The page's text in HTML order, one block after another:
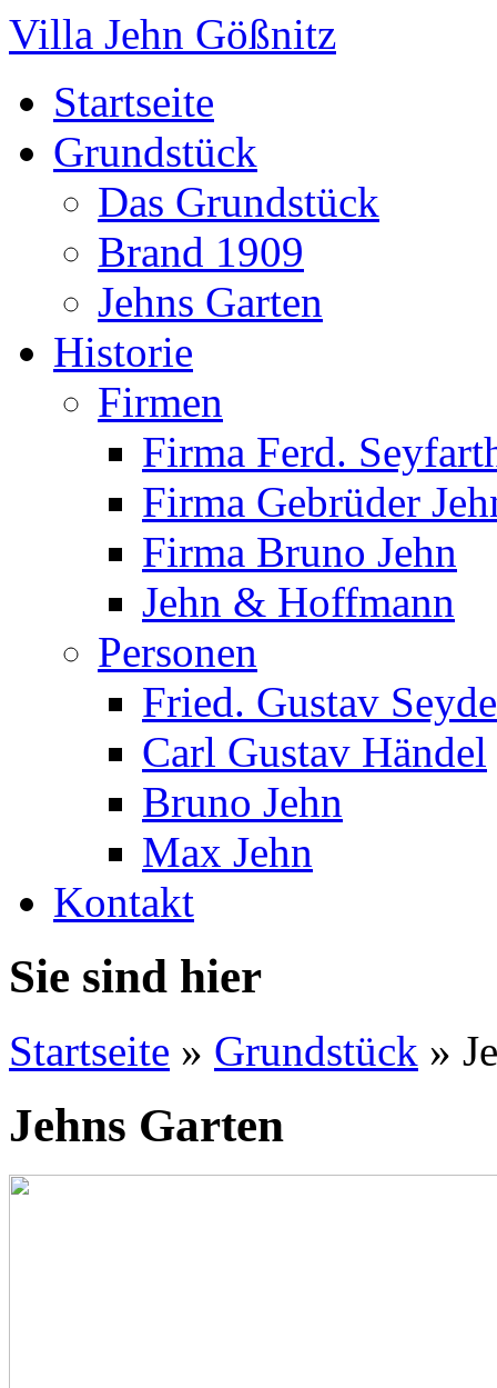
Villa Jehn Gößnitz
Startseite
Grundstück
Das Grundstück
Brand 1909
Jehns Garten
Historie
Firmen
Firma Ferd.
Firma Gebrüder
Firma Bruno Jehn
Jehn & Hoffmann
Personen
Fried. Gustav
Carl Gustav Händel
Bruno Jehn
Max Jehn
Kontakt
Sie sind hier
Startseite » Grundstück »
Jehns Garten